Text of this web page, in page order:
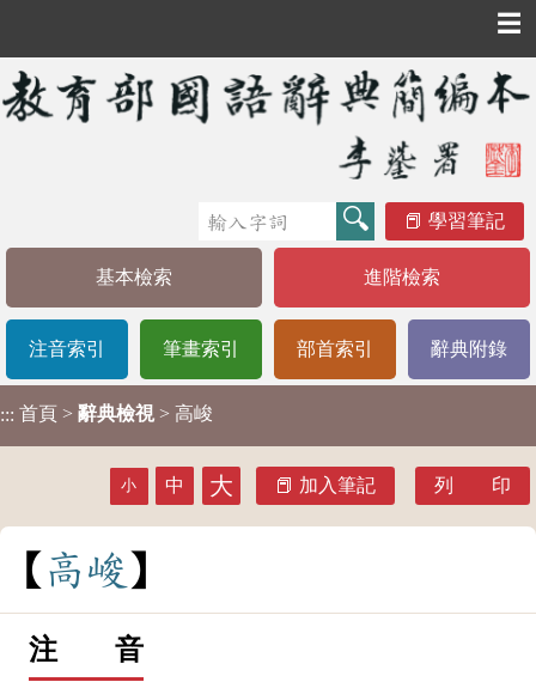
☰
學習筆記
基本檢索 進階檢索
注音索引 筆畫索引 部首索引 辭典附錄
::: 首頁 > 辭典檢視 > 高峻
小 中 大 加入筆記 列 印
高峻
注 音